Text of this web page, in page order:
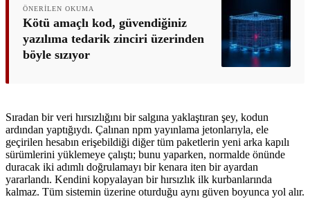
ÖNERILEN OKUMA
Kötü amaçlı kod, güvendiğiniz
yazılıma tedarik zinciri üzerinden
böyle sızıyor
Sıradan bir veri hırsızlığını bir salgına yaklaştıran şey, kodun
ardından yaptığıydı. Çalınan npm yayınlama jetonlarıyla, ele
geçirilen hesabın erişebildiği diğer tüm paketlerin yeni arka kapılı
sürümlerini yüklemeye çalıştı; bunu yaparken, normalde önünde
duracak iki adımlı doğrulamayı bir kenara iten bir ayardan
yararlandı. Kendini kopyalayan bir hırsızlık ilk kurbanlarında
kalmaz. Tüm sistemin üzerine oturduğu aynı güven boyunca yol alır.